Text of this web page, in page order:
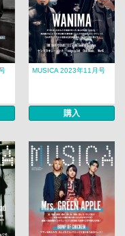
MUSICA 2023年11月号
購入